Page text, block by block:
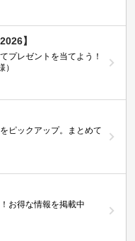
】
プレゼントを当てよう！
ピックアップ。まとめて
お得な情報を掲載中